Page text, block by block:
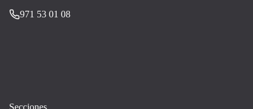
971 53 01 08